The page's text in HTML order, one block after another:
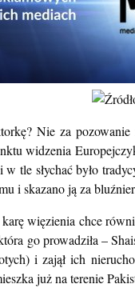
Nie za
widzenia
w tle słychać było
i skazano ją za
więzienia chce
go prowadziła –
i zajął ich
już na terenie